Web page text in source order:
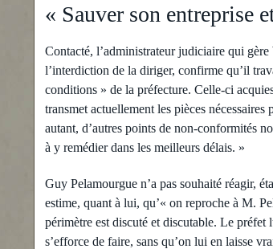
« Sauver son entreprise
Contacté, l’administrateur judiciaire qui
l’interdiction de la diriger, confirme qu’il
conditions » de la préfecture. Celle-ci
transmet actuellement les pièces
autant, d’autres points de non-conformités
à y remédier dans les meilleurs délais. »
Guy Pelamourgue n’a pas souhaité réagir,
estime, quant à lui, qu’« on reproche à M.
périmètre est discuté et discutable. Le préfet
s’efforce de faire, sans qu’on lui en laisse